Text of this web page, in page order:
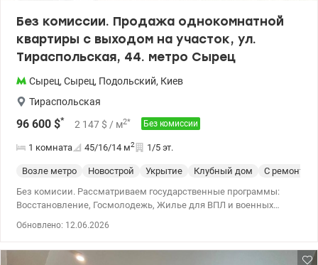
Без комиссии. Продажа однокомнатной
квартиры с выходом на участок, ул.
Тираспольская, 44. метро Сырец
Сырец, Сырец, Подольский, Киев
Тираспольская
96 600 $* 2 147 $ / м2* Без комиссии
1 комната 45/16/14 м2 1/5 эт.
Возле метро Новострой Укрытие Клубный дом
С ремонтом
Без комисии. Рассматриваем государственные программы:
Восстановление, Госмолодежь, Жилье для ВПЛ и военных
Расположена на 1 этаже 5-ти этажного утепленного дома. За
Обновлено: 12.06.2026